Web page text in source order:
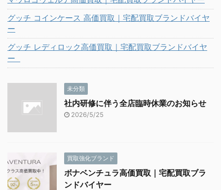
グッチ コインケース 高価買取｜宅配買取ブランドバイヤ
ー
グッチ レディロック高価買取｜宅配買取ブランドバイヤ
ー
未分類
社内研修に伴う全店臨時休業のお知らせ
2026/5/25
買取強化ブランド
ボナベンチュラ高価買取｜宅配買取ブラ
ンドバイヤー